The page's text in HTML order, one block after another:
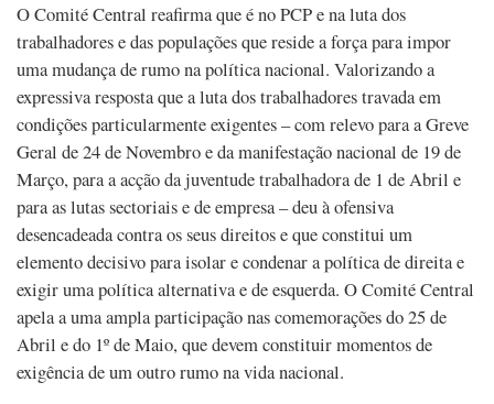
O Comité Central reafirma que é no PCP e na luta dos
trabalhadores e das populações que reside a força para impor
uma mudança de rumo na política nacional. Valorizando a
expressiva resposta que a luta dos trabalhadores travada em
condições particularmente exigentes – com relevo para a Greve
Geral de 24 de Novembro e da manifestação nacional de 19 de
Março, para a acção da juventude trabalhadora de 1 de Abril e
para as lutas sectoriais e de empresa – deu à ofensiva
desencadeada contra os seus direitos e que constitui um
elemento decisivo para isolar e condenar a política de direita e
exigir uma política alternativa e de esquerda. O Comité Central
apela a uma ampla participação nas comemorações do 25 de
Abril e do 1º de Maio, que devem constituir momentos de
exigência de um outro rumo na vida nacional.